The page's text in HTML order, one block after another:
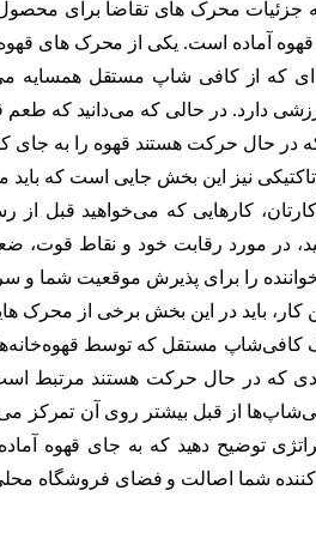
به جزئیات محرک های تقاضا برای
قهوه آماده است. یکی از محرک های
ای که از کافی شاپ مستقل همسایه
دارد. در حالی که می‌دانید که طعم
که در حال حرکت هستند قهوه را به
نیز این بخش جایی است که
کارهایی که می‌خواهید قبل از
در مورد رقابت خود و نقاط قوت،
را برای پذیرش موقعیت شما و
کار، باید در این بخش برخی از محرک
کافی‌شاپ مستقل که توسط
که در حال حرکت هستند مرتبط
از قبل بیشتر روی آن تمرکز
توضیح دهید که به جای قهوه
کننده شما اصالت و فضای فروشگاه